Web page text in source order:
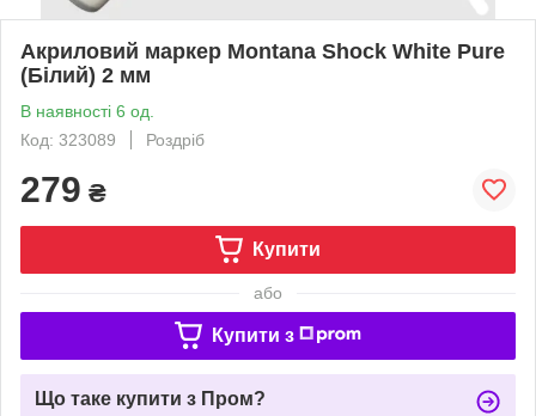
Акриловий маркер Montana Shock White Pure
(Білий) 2 мм
В наявності 6 од.
Код: 323089
Роздріб
279 ₴
Купити
або
Купити з
Що таке купити з Пром?